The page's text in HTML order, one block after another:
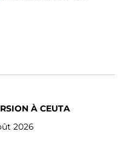
À CEUTA
2026